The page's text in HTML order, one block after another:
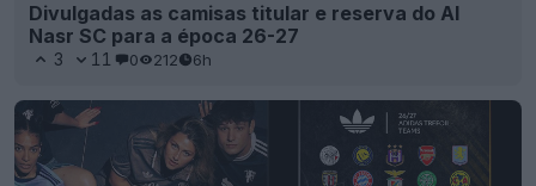
Divulgadas as camisas titular e reserva do Al
Nasr SC para a época 26-27
3 11 0 212 6h